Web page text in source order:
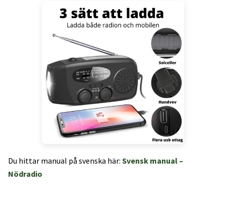
Du hittar manual på svenska här: Svensk manual –
Nödradio